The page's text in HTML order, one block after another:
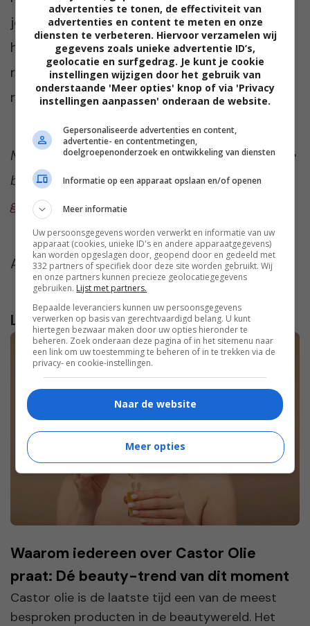
je voor een mooi standaard model? Ik ben
heel benieuwd. Praat met ons mee in de
reacties onder dit artikel. Dat vinden we altijd
reuze gezellig!
Meer te weten komen over de iconen in onze
bovenste afbeelding?We vertellen je er
graag alles over!
Afbeelding:Mike Coxvia Unsplash
Lees verder...
Waarom iedereen over Castor Olie
praat: Dé beauty-trend van dit moment
Castor olie is de laatste tijd een van de meest
besproken producten in de beautywereld. Het
advertenties te tonen, de effectiviteit van
advertenties en content te meten en onze
diensten te verbeteren. Hiervoor verzamelen wij
gegevens zoals unieke advertentie ID’s,
geolocatie en surfgedrag. Je kunt je cookie
instellingen wijzigen door het gebruik van
onderstaande 'Meer opties' knop of via 'Privacy
instellingen aanpassen' onderaan de website.
Gepersonaliseerde advertenties en content,
advertentie- en contentmetingen,
doelgroepenonderzoek en ontwikkeling van diensten
Informatie op een apparaat opslaan en/of openen
Meer informatie
Uw persoonsgegevens worden verwerkt en informatie van uw
apparaat (cookies, unieke ID's en andere apparaatgegevens)
kan worden opgeslagen door, geopend door en gedeeld met
332 partners of specifiek door deze site worden gebruikt. Wij
en onze partners kunnen precieze geolocatiegegevens
gebruiken. Lijst met partners.
Bepaalde leveranciers kunnen uw persoonsgegevens
verwerken op basis van gerechtvaardigd belang. U kunt
hiertegen bezwaar maken door uw opties hieronder te
beheren. Zoek onderaan deze pagina of in het sitemenu naar
een link om uw toestemming te beheren of in te trekken via de
privacy- en cookie-instellingen.
Naar de website
Meer opties